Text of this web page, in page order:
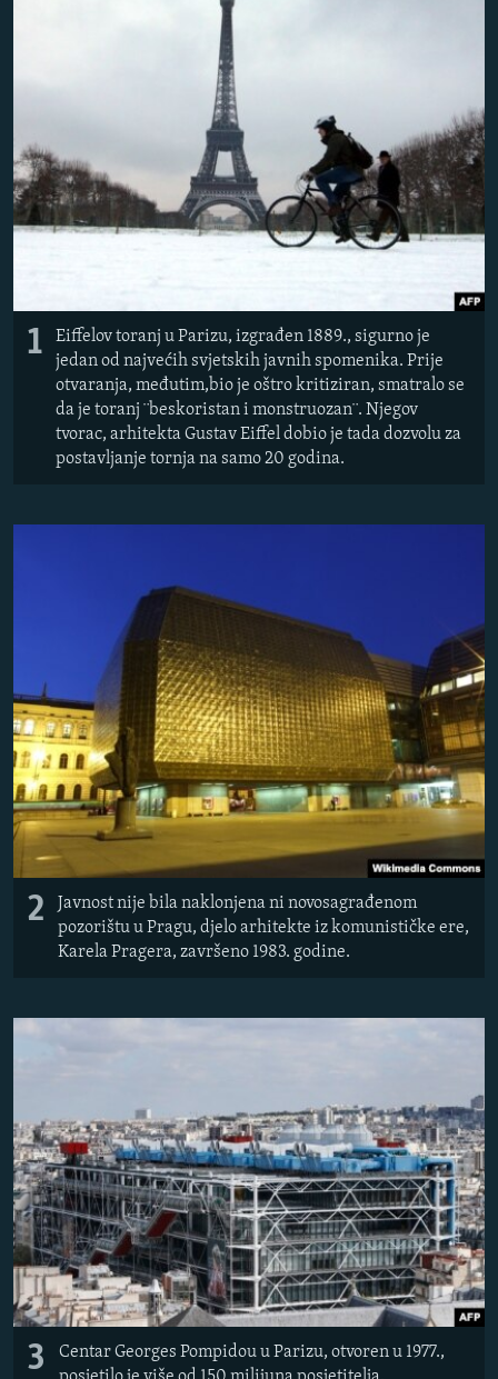
GENOCID U SREBRENICI
POPLAVE I KLIZIŠTA U BIH 2024.
MOJA EVROPA
TRI DECENIJE OD RATA U BIH
SVE KARTE DEJTONA
NASTANAK I RASPAD JUGOSLAVIJE
PRATITE NAS
1
Eiffelov toranj u Parizu, izgrađen 1889., sigurno je
jedan od najvećih svjetskih javnih spomenika. Prije
otvaranja, međutim,bio je oštro kritiziran, smatralo se
da je toranj ¨beskoristan i monstruozan¨. Njegov
tvorac, arhitekta Gustav Eiffel dobio je tada dozvolu za
postavljanje tornja na samo 20 godina.
2
Javnost nije bila naklonjena ni novosagrađenom
pozorištu u Pragu, djelo arhitekte iz komunističke ere,
Karela Pragera, završeno 1983. godine.
3
Centar Georges Pompidou u Parizu, otvoren u 1977.,